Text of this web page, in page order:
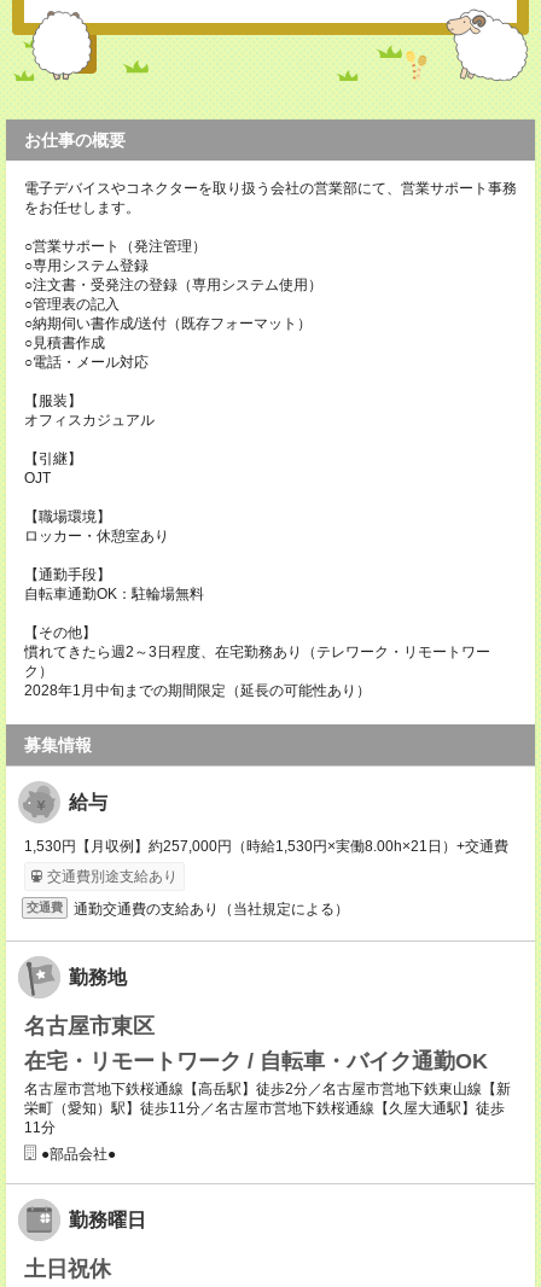
お仕事の概要
電子デバイスやコネクターを取り扱う会社の営業部にて、営業サポート事務
をお任せします。
○営業サポート（発注管理）
○専用システム登録
○注文書・受発注の登録（専用システム使用）
○管理表の記入
○納期伺い書作成/送付（既存フォーマット）
○見積書作成
○電話・メール対応
【服装】
オフィスカジュアル
【引継】
OJT
【職場環境】
ロッカー・休憩室あり
【通勤手段】
自転車通勤OK：駐輪場無料
【その他】
慣れてきたら週2～3日程度、在宅勤務あり（テレワーク・リモートワー
ク）
2028年1月中旬までの期間限定（延長の可能性あり）
募集情報
給与
1,530円【月収例】約257,000円（時給1,530円×実働8.00h×21日）+交通費
交通費別途支給あり
交通費 通勤交通費の支給あり（当社規定による）
勤務地
名古屋市東区
在宅・リモートワーク / 自転車・バイク通勤OK
名古屋市営地下鉄桜通線【高岳駅】徒歩2分／名古屋市営地下鉄東山線【新
栄町（愛知）駅】徒歩11分／名古屋市営地下鉄桜通線【久屋大通駅】徒歩
11分
●部品会社●
勤務曜日
土日祝休